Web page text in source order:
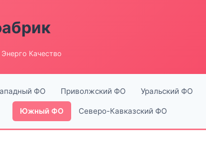
Качество
ФО Приволжский ФО Уральский ФО
Южный ФО Северо-Кавказский ФО